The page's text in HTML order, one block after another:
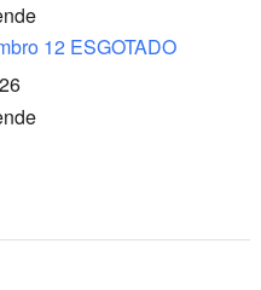
12 ESGOTADO